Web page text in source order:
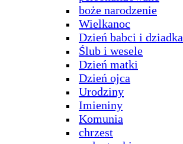
boże narodzenie
Wielkanoc
Dzień babci i dziadka
Ślub i wesele
Dzień matki
Dzień ojca
Urodziny
Imieniny
Komunia
chrzest